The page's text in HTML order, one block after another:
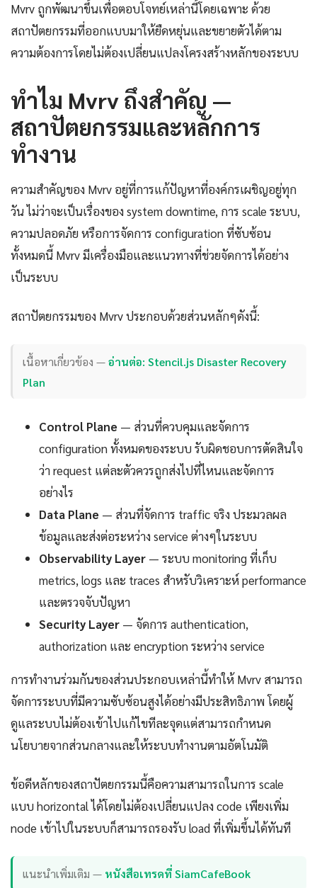
Mvrv ถูกพัฒนาขึ้นเพื่อตอบโจทย์เหล่านี้โดยเฉพาะ ด้วย
สถาปัตยกรรมที่ออกแบบมาให้ยืดหยุ่นและขยายตัวได้ตาม
ความต้องการโดยไม่ต้องเปลี่ยนแปลงโครงสร้างหลักของระบบ
ทำไม Mvrv ถึงสำคัญ —
สถาปัตยกรรมและหลักการ
ทำงาน
ความสำคัญของ Mvrv อยู่ที่การแก้ปัญหาที่องค์กรเผชิญอยู่ทุก
วัน ไม่ว่าจะเป็นเรื่องของ system downtime, การ scale ระบบ,
ความปลอดภัย หรือการจัดการ configuration ที่ซับซ้อน
ทั้งหมดนี้ Mvrv มีเครื่องมือและแนวทางที่ช่วยจัดการได้อย่าง
เป็นระบบ
สถาปัตยกรรมของ Mvrv ประกอบด้วยส่วนหลักๆดังนี้:
เนื้อหาเกี่ยวข้อง —อ่านต่อ: Stencil.js Disaster Recovery
Plan
Control Plane — ส่วนที่ควบคุมและจัดการ
configuration ทั้งหมดของระบบ รับผิดชอบการตัดสินใจ
ว่า request แต่ละตัวควรถูกส่งไปที่ไหนและจัดการ
อย่างไร
Data Plane — ส่วนที่จัดการ traffic จริง ประมวลผล
ข้อมูลและส่งต่อระหว่าง service ต่างๆในระบบ
Observability Layer — ระบบ monitoring ที่เก็บ
metrics, logs และ traces สำหรับวิเคราะห์ performance
และตรวจจับปัญหา
Security Layer — จัดการ authentication,
authorization และ encryption ระหว่าง service
การทำงานร่วมกันของส่วนประกอบเหล่านี้ทำให้ Mvrv สามารถ
จัดการระบบที่มีความซับซ้อนสูงได้อย่างมีประสิทธิภาพ โดยผู้
ดูแลระบบไม่ต้องเข้าไปแก้ไขทีละจุดแต่สามารถกำหนด
นโยบายจากส่วนกลางและให้ระบบทำงานตามอัตโนมัติ
ข้อดีหลักของสถาปัตยกรรมนี้คือความสามารถในการ scale
แบบ horizontal ได้โดยไม่ต้องเปลี่ยนแปลง code เพียงเพิ่ม
node เข้าไปในระบบก็สามารถรองรับ load ที่เพิ่มขึ้นได้ทันที
แนะนำเพิ่มเติม — หนังสือเทรดที่ SiamCafeBook